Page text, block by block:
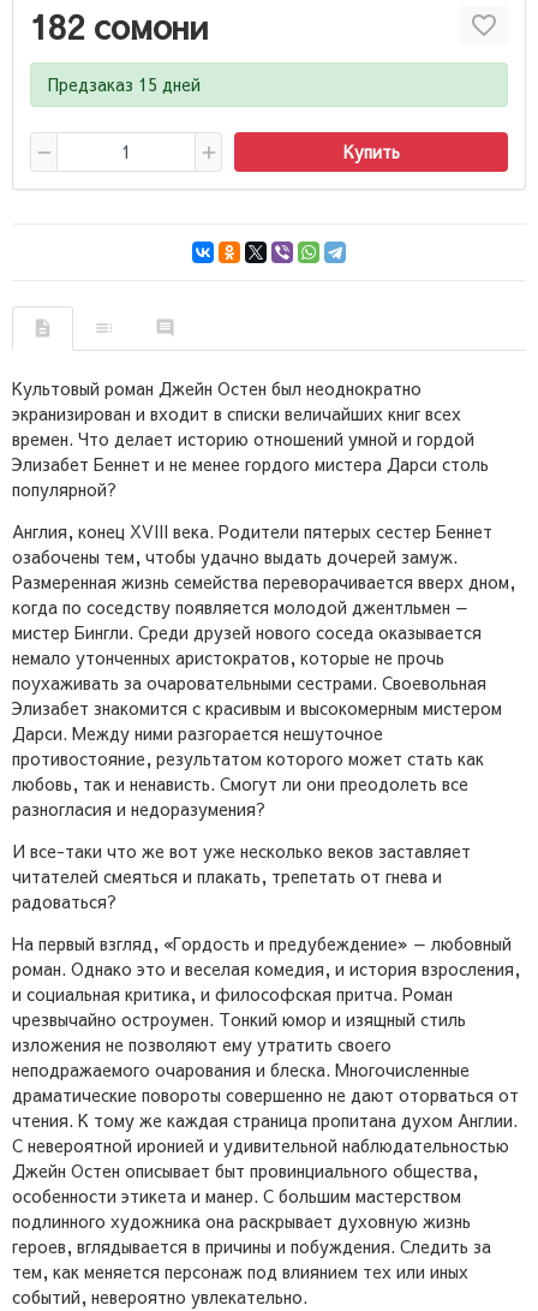
182 сомони
Предзаказ 15 дней
Купить
Культовый роман Джейн Остен был неоднократно
экранизирован и входит в списки величайших книг всех
времен. Что делает историю отношений умной и гордой
Элизабет Беннет и не менее гордого мистера Дарси столь
популярной?
Англия, конец XVIII века. Родители пятерых сестер Беннет
озабочены тем, чтобы удачно выдать дочерей замуж.
Размеренная жизнь семейства переворачивается вверх дном,
когда по соседству появляется молодой джентльмен —
мистер Бингли. Среди друзей нового соседа оказывается
немало утонченных аристократов, которые не прочь
поухаживать за очаровательными сестрами. Своевольная
Элизабет знакомится с красивым и высокомерным мистером
Дарси. Между ними разгорается нешуточное
противостояние, результатом которого может стать как
любовь, так и ненависть. Смогут ли они преодолеть все
разногласия и недоразумения?
И все-таки что же вот уже несколько веков заставляет
читателей смеяться и плакать, трепетать от гнева и
радоваться?
На первый взгляд, «Гордость и предубеждение» — любовный
роман. Однако это и веселая комедия, и история взросления,
и социальная критика, и философская притча. Роман
чрезвычайно остроумен. Тонкий юмор и изящный стиль
изложения не позволяют ему утратить своего
неподражаемого очарования и блеска. Многочисленные
драматические повороты совершенно не дают оторваться от
чтения. К тому же каждая страница пропитана духом Англии.
С невероятной иронией и удивительной наблюдательностью
Джейн Остен описывает быт провинциального общества,
особенности этикета и манер. С большим мастерством
подлинного художника она раскрывает духовную жизнь
героев, вглядывается в причины и побуждения. Следить за
тем, как меняется персонаж под влиянием тех или иных
событий, невероятно увлекательно.